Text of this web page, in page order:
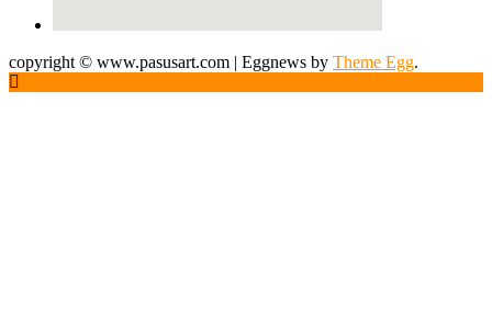
copyright © www.pasusart.com | Eggnews by Theme Egg.